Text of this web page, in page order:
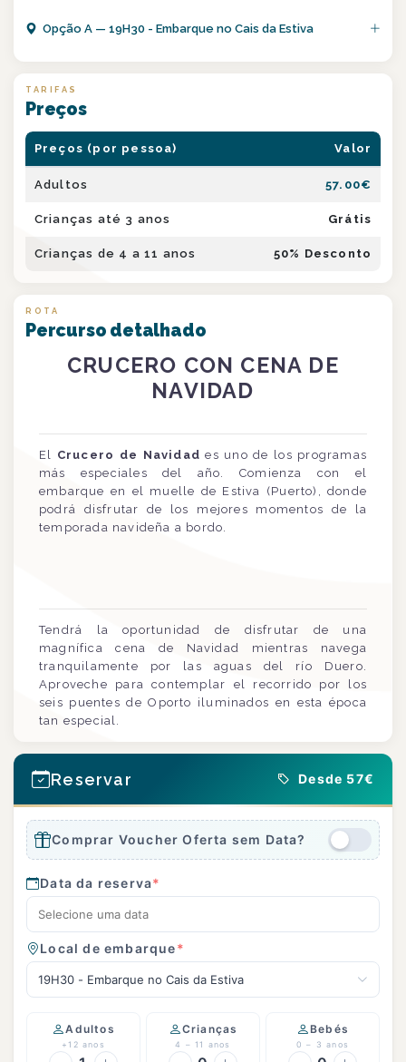
OpçãoA —19H30 - Embarque no Cais da Estiva
TARIFAS
Preços
Preços (por pessoa) Valor
Adultos 57.00€
Crianças até 3 anos Grátis
Crianças de 4 a 11 anos 50% Desconto
ROTA
Percurso detalhado
CRUCERO CON CENA DE
NAVIDAD
El Crucero de Navidad es uno de los programas
más especiales del año. Comienza con el
embarque en el muelle de Estiva (Puerto), donde
podrá disfrutar de los mejores momentos de la
temporada navideña a bordo.
Tendrá la oportunidad de disfrutar de una
magnífica cena de Navidad mientras navega
tranquilamente por las aguas del río Duero.
Aproveche para contemplar el recorrido por los
seis puentes de Oporto iluminados en esta época
tan especial.
Reservar Desde 57€
Comprar Voucher Oferta sem Data?
Data da reserva*
Local de embarque*
19H30 - Embarque no Cais da Estiva
Adultos
+12 anos
Crianças
4 – 11 anos
Bebés
0 – 3 anos